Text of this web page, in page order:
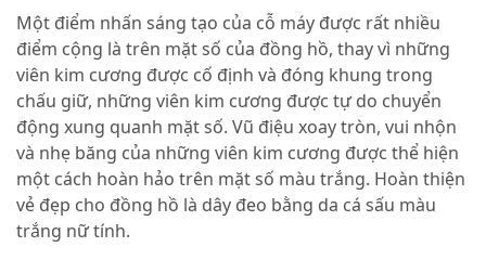
Một điểm nhấn sáng tạo của cỗ máy được rất nhiều
điểm cộng là trên mặt số của đồng hồ, thay vì những
viên kim cương được cố định và đóng khung trong
chấu giữ, những viên kim cương được tự do chuyển
động xung quanh mặt số. Vũ điệu xoay tròn, vui nhộn
và nhẹ băng của những viên kim cương được thể hiện
một cách hoàn hảo trên mặt số màu trắng. Hoàn thiện
vẻ đẹp cho đồng hồ là dây đeo bằng da cá sấu màu
trắng nữ tính.